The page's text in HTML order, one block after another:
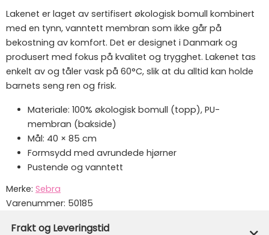
Lakenet er laget av sertifisert økologisk bomull kombinert
med en tynn, vanntett membran som ikke går på
bekostning av komfort. Det er designet i Danmark og
produsert med fokus på kvalitet og trygghet. Lakenet tas
enkelt av og tåler vask på 60°C, slik at du alltid kan holde
barnets seng ren og frisk.
Materiale: 100% økologisk bomull (topp), PU-
membran (bakside)
Mål: 40 × 85 cm
Formsydd med avrundede hjørner
Pustende og vanntett
Merke: Sebra
Varenummer: 50185
Frakt og Leveringstid